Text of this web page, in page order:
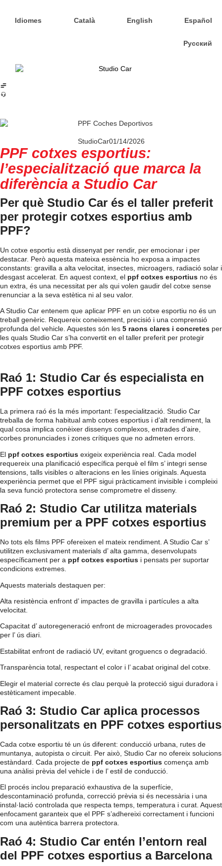
Idiomes Català English Español
Русский
StudioCar01/14/2026
PPF cotxes esportius:
l’especialització que marca la
diferència a Studio Car
Per què Studio Car és el taller preferit
per protegir cotxes esportius amb
PPF?
Un cotxe esportiu està dissenyat per rendir, per emocionar i per
destacar. Però aquesta mateixa essència ho exposa a impactes
constants: gravilla a alta velocitat, insectes, microagers, radiació solar i
desgast accelerat. En aquest context, el ppf cotxes esportius no és
un extra, és una necessitat per als qui volen gaudir del cotxe sense
renunciar a la seva estètica ni al seu valor.
A Studio Car entenem que aplicar PPF en un cotxe esportiu no és un
treball genèric. Requereix coneixement, precisió i una comprensió
profunda del vehicle. Aquestes són les 5 raons clares i concretes per
les quals Studio Car s’ha convertit en el taller preferit per protegir
cotxes esportius amb PPF.
Raó 1: Studio Car és especialista en
PPF cotxes esportius
La primera raó és la més important: l’especialització. Studio Car
treballa de forma habitual amb cotxes esportius i d’alt rendiment, la
qual cosa implica conèixer dissenys complexos, entrades d’aire,
corbes pronunciades i zones crítiques que no admeten errors.
El ppf cotxes esportius exigeix experiència real. Cada model
requereix una planificació específica perquè el film s’ integri sense
tensions, talls visibles o alteracions en les línies originals. Aquesta
experiència permet que el PPF sigui pràcticament invisible i compleixi
la seva funció protectora sense comprometre el disseny.
Raó 2: Studio Car utilitza materials
premium per a PPF cotxes esportius
No tots els films PPF ofereixen el mateix rendiment. A Studio Car s’
utilitzen exclusivament materials d’ alta gamma, desenvolupats
específicament per a ppf cotxes esportius i pensats per suportar
condicions extremes.
Aquests materials destaquen per:
Alta resistència enfront d’ impactes de gravilla i partícules a alta
velocitat.
Capacitat d’ autoregeneració enfront de microagerades provocades
per l’ ús diari.
Estabilitat enfront de radiació UV, evitant groguencs o degradació.
Transparència total, respectant el color i l’ acabat original del cotxe.
Elegir el material correcte és clau perquè la protecció sigui duradora i
estèticament impecable.
Raó 3: Studio Car aplica processos
personalitzats en PPF cotxes esportius
Cada cotxe esportiu té un ús diferent: conducció urbana, rutes de
muntanya, autopista o circuit. Per això, Studio Car no ofereix solucions
estàndard. Cada projecte de ppf cotxes esportius comença amb
una anàlisi prèvia del vehicle i de l’ estil de conducció.
El procés inclou preparació exhaustiva de la superfície,
descontaminació profunda, correcció prèvia si és necessària i una
instal·lació controlada que respecta temps, temperatura i curat. Aquest
enfocament garanteix que el PPF s’adhereixi correctament i funcioni
com una autèntica barrera protectora.
Raó 4: Studio Car entén l’entorn real
del PPF cotxes esportius a Barcelona